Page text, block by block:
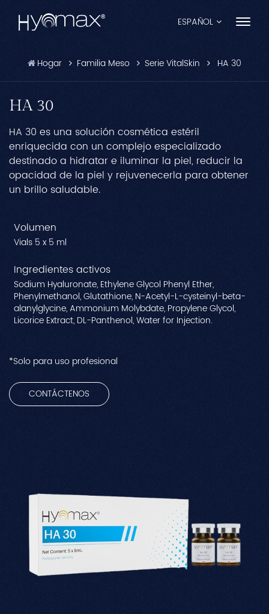
ESPAÑOL
Español
Pусский
Português
Hogar Familia Meso Serie VitalSkin HA 30
HA 30
HA 30 es una solución cosmética estéril
enriquecida con un complejo especializado
destinado a hidratar e iluminar la piel, reducir la
opacidad de la piel y rejuvenecerla para obtener
un brillo saludable.
Volumen
Vials 5 x 5 ml
Ingredientes activos
Sodium Hyaluronate, Ethylene Glycol Phenyl Ether,
Phenylmethanol, Glutathione, N-Acetyl-L-cysteinyl-beta-
alanylglycine, Ammonium Molybdate, Propylene Glycol,
Licorice Extract, DL-Panthenol, Water for Injection.
*Solo para uso profesional
CONTÁCTENOS